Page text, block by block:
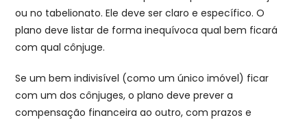
ou no tabelionato. Ele deve ser claro e específico. O
plano deve listar de forma inequívoca qual bem ficará
com qual cônjuge.
Se um bem indivisível (como um único imóvel) ficar
com um dos cônjuges, o plano deve prever a
compensação financeira ao outro, com prazos e